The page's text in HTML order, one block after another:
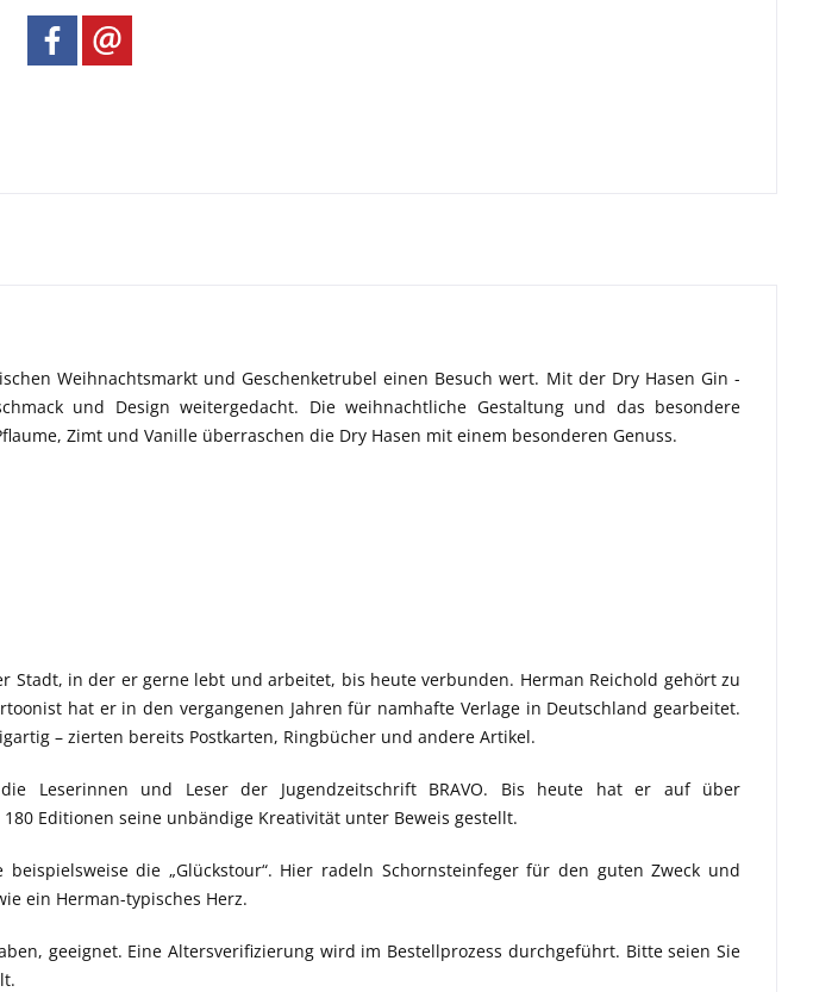
Weihnachtsmarkt und Geschenketrubel einen Besuch wert. Mit der Dry Hasen Gin -
und Design weitergedacht. Die weihnachtliche Gestaltung und das besondere
Zimt und Vanille überraschen die Dry Hasen mit einem besonderen Genuss.
in der er gerne lebt und arbeitet, bis heute verbunden. Herman Reichold gehört zu
hat er in den vergangenen Jahren für namhafte Verlage in Deutschland gearbeitet.
– zierten bereits Postkarten, Ringbücher und andere Artikel.
Leserinnen und Leser der Jugendzeitschrift BRAVO. Bis heute hat er auf über
Editionen seine unbändige Kreativität unter Beweis gestellt.
die „Glückstour“. Hier radeln Schornsteinfeger für den guten Zweck und
ein Herman-typisches Herz.
geeignet. Eine Altersverifizierung wird im Bestellprozess durchgeführt. Bitte seien Sie